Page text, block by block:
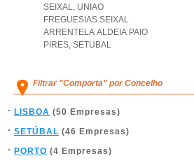
SEIXAL, UNIAO
FREGUESIAS SEIXAL
ARRENTELA ALDEIA PAIO
PIRES, SETUBAL
Filtrar "Comporta" por Concelho
LISBOA (50 Empresas)
SETÚBAL (46 Empresas)
PORTO (4 Empresas)